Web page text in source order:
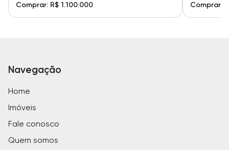
Comprar: R$ 1.100.000 Comprar:
Navegação
Home
Imóveis
Fale conosco
Quem somos